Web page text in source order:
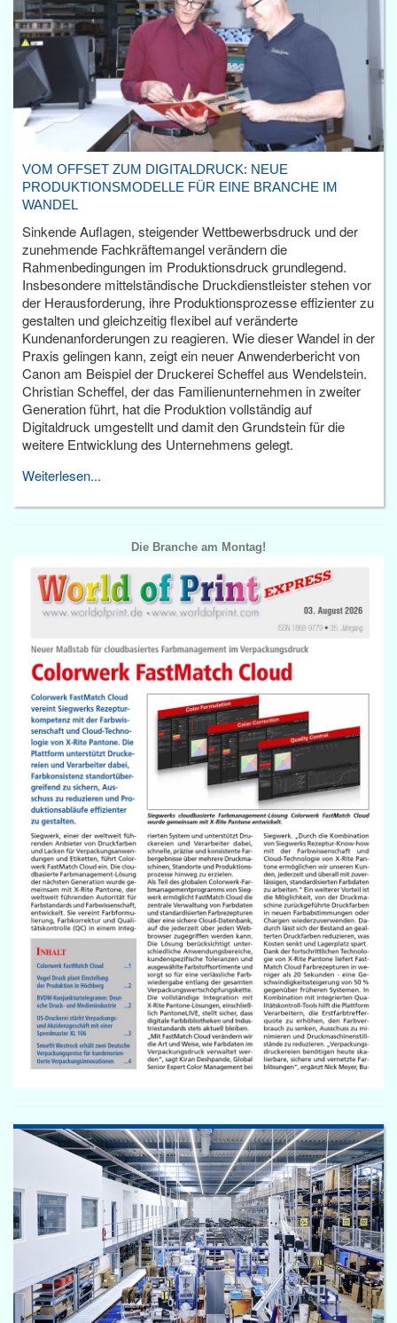
VOM OFFSET ZUM DIGITALDRUCK: NEUE
PRODUKTIONSMODELLE FÜR EINE BRANCHE IM
WANDEL
Sinkende Auflagen, steigender Wettbewerbsdruck und der
zunehmende Fachkräftemangel verändern die
Rahmenbedingungen im Produktionsdruck grundlegend.
Insbesondere mittelständische Druckdienstleister stehen vor
der Herausforderung, ihre Produktionsprozesse effizienter zu
gestalten und gleichzeitig flexibel auf veränderte
Kundenanforderungen zu reagieren. Wie dieser Wandel in der
Praxis gelingen kann, zeigt ein neuer Anwenderbericht von
Canon am Beispiel der Druckerei Scheffel aus Wendelstein.
Christian Scheffel, der das Familienunternehmen in zweiter
Generation führt, hat die Produktion vollständig auf
Digitaldruck umgestellt und damit den Grundstein für die
weitere Entwicklung des Unternehmens gelegt.
Weiterlesen...
Die Branche am Montag!